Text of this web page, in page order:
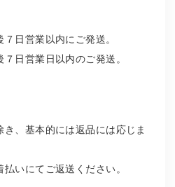
日営業以内にご発送。
日営業日以内のご発送。
、基本的には返品には応じま
いにてご返送ください。